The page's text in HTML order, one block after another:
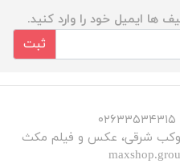
ها ایمیل خود را وارد کنید.
ثبت